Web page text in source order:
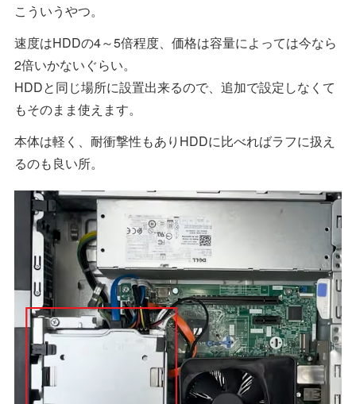
こういうやつ。
速度はHDDの4～5倍程度、価格は容量によっては今なら
2倍いかないぐらい。
HDDと同じ場所に設置出来るので、追加で設定しなくて
もそのまま使えます。
本体は軽く、耐衝撃性もありHDDに比べればラフに扱え
るのも良い所。